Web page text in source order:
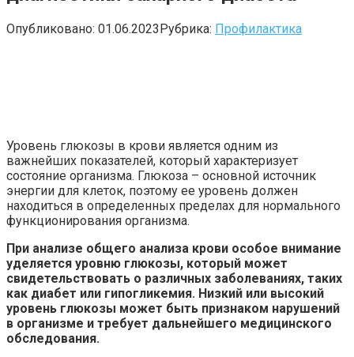
Опубликовано: 01.06.2023Рубрика: Профилактика
Уровень глюкозы в крови является одним из
важнейших показателей, который характеризует
состояние организма. Глюкоза – основной источник
энергии для клеток, поэтому ее уровень должен
находиться в определенных пределах для нормального
функционирования организма.
При анализе общего анализа крови особое внимание
уделяется уровню глюкозы, который может
свидетельствовать о различных заболеваниях, таких
как диабет или гипогликемия. Низкий или высокий
уровень глюкозы может быть признаком нарушений
в организме и требует дальнейшего медицинского
обследования.